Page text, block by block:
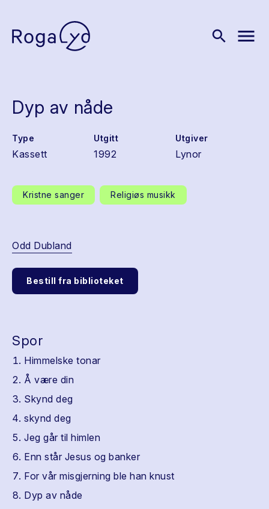
search menu
Dyp av nåde
Type
Kassett
Utgitt
1992
Utgiver
Lynor
Kristne sanger Religiøs musikk
Odd Dubland
Bestill fra biblioteket
Spor
Himmelske tonar
Å være din
Skynd deg
skynd deg
Jeg går til himlen
Enn står Jesus og banker
For vår misgjerning ble han knust
Dyp av nåde